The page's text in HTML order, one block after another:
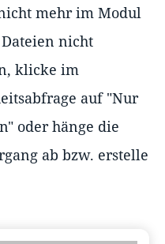
mehr im Modul
nicht
klicke im
auf "Nur
oder hänge die
ab bzw. erstelle